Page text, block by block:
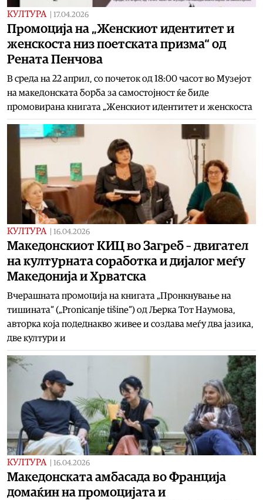
КУЛТУРА 17.04.2026
Промоција на „Женскиот идентитет и
женскоста низ поетската призма“ од
Рената Пенчова
В среда на 22 април, со почеток од 18:00 часот во Музејот
на македонската борба за самостојност ќе биде
промовирана книгата „Женскиот идентитет и женскоста
КУЛТУРА 16.04.2026
Македонскиот КИЦ во Загреб – двигател
на културната соработка и дијалог меѓу
Македонија и Хрватска
Вчерашната промоција на книгата „Пронкнување на
тишината“ („Pronicanje tišine“) од Љерка Тот Наумова,
авторка која подеднакво живее и создава меѓу два јазика,
две култури и
КУЛТУРА 16.04.2026
Македонската амбасада во Франција
домаќин на промоцијата и